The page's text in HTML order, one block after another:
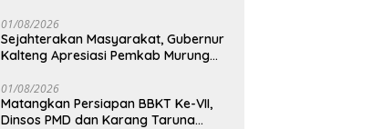
Masyarakat
01/08/2026
Sejahterakan Masyarakat, Gubernur
Kalteng Apresiasi Pemkab Murung
01/08/2026
Matangkan Persiapan BBKT Ke-VII,
Dinsos PMD dan Karang Taruna